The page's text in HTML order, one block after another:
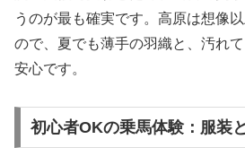
うのが最も確実です。高原は想像
ので、夏でも薄手の羽織と、汚れ
安心です。
初心者OKの乗馬体験：服装